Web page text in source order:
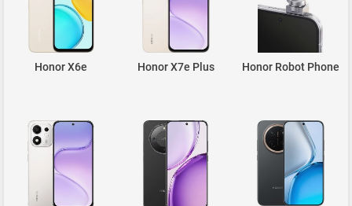
Honor X6e Honor X7e Plus Honor Robot Phone